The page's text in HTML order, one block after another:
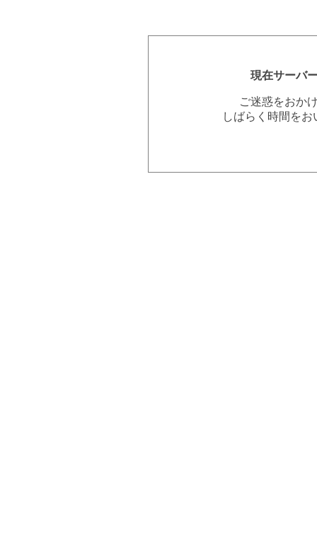
現在サーバ
ご迷惑をおか
しばらく時間を